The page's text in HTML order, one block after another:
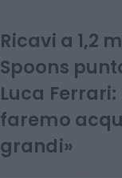
Ricavi a 1,2
Spoons
Luca
faremo
grandi»